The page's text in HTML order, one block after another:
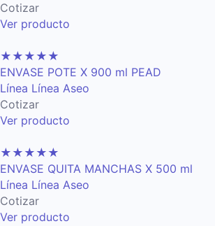
Cotizar
Ver producto
★ ★ ★ ★ ★
ENVASE POTE X 900 ml PEAD
Línea Línea Aseo
Cotizar
Ver producto
★ ★ ★ ★ ★
ENVASE QUITA MANCHAS X 500 ml
Línea Línea Aseo
Cotizar
Ver producto